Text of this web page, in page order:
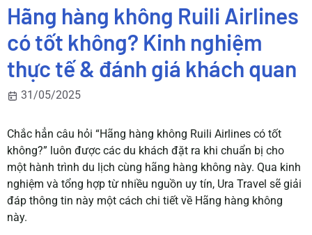
Hãng hàng không Ruili Airlines
có tốt không? Kinh nghiệm
thực tế & đánh giá khách quan
31/05/2025
Chắc hẳn câu hỏi “Hãng hàng không Ruili Airlines có tốt
không?” luôn được các du khách đặt ra khi chuẩn bị cho
một hành trình du lịch cùng hãng hàng không này. Qua kinh
nghiệm và tổng hợp từ nhiều nguồn uy tín, Ura Travel sẽ giải
đáp thông tin này một cách chi tiết về Hãng hàng không
này.